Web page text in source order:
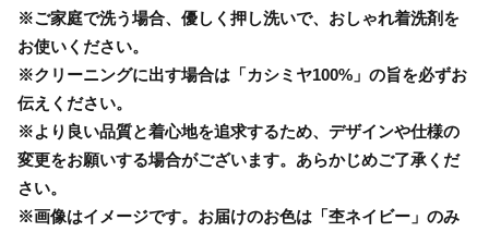
※ご家庭で洗う場合、優しく押し洗いで、おしゃれ着洗剤を
お使いください。
※クリーニングに出す場合は「カシミヤ100%」の旨を必ずお
伝えください。
※より良い品質と着心地を追求するため、デザインや仕様の
変更をお願いする場合がございます。あらかじめご了承くだ
さい。
※画像はイメージです。お届けのお色は「杢ネイビー」のみ